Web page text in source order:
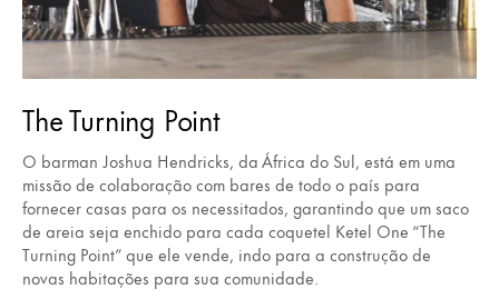
The Turning Point
O barman Joshua Hendricks, da África do Sul, está em uma
missão de colaboração com bares de todo o país para
fornecer casas para os necessitados, garantindo que um saco
de areia seja enchido para cada coquetel Ketel One “The
Turning Point” que ele vende, indo para a construção de
novas habitações para sua comunidade.